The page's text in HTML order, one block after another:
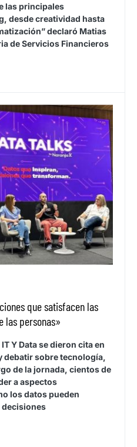
las principales
desde creatividad hasta
declaró Matias
de Servicios Financieros
que satisfacen las
las personas»
Y Data se dieron cita en
debatir sobre tecnología,
de la jornada, cientos de
a aspectos
los datos pueden
decisiones